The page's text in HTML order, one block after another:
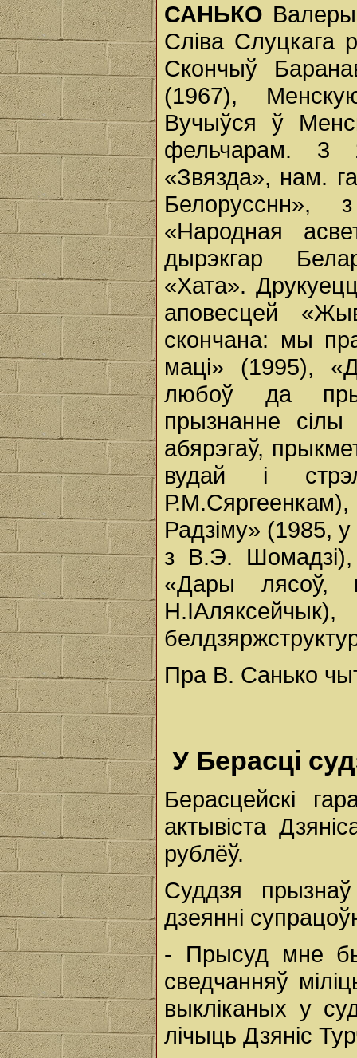
САНЬКО
Сліва Слуцкага
Скончыў
(1967),
Вучыўся ў
фельчарам. 3
«Звязда», нам.
«Народная
дырэкгар
«Хата».
аповесцей
скончана: мы
маці» (1995),
любоў да
прызнанне сілы
абярэгаў,
вудай і
Радзіму» (1985,
з В.Э.
«Дары лясоў,
Пра В. Санько
У Берасці
Берасцейскі
актывіста
рублёў.
Суддзя
дзеянні
- Прысуд мне
сведчанняў
выкліканых у
лічыць Дзяніс